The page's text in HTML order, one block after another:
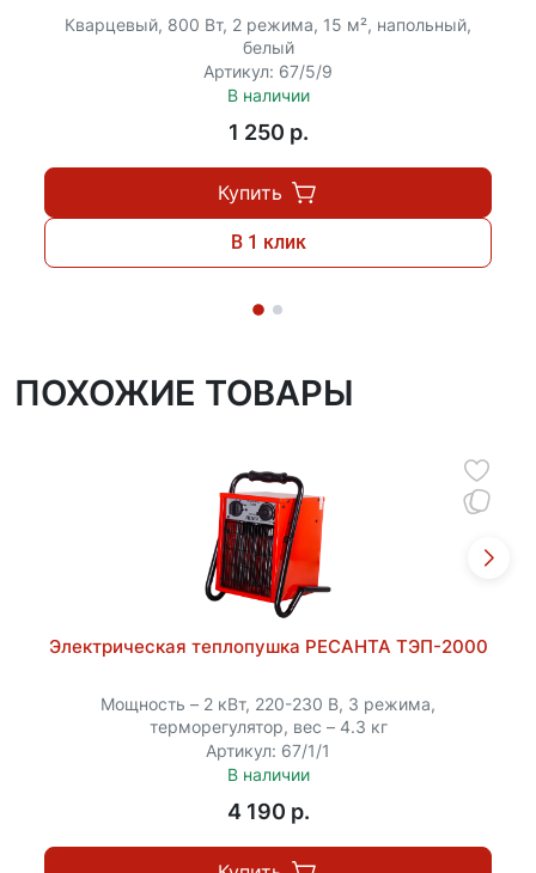
Кварцевый, 800 Вт, 2 режима, 15 м², напольный,
белый
Артикул: 67/5/9
В наличии
1 250 p.
Купить
В 1 клик
ПОХОЖИЕ ТОВАРЫ
Электрическая теплопушка РЕСАНТА ТЭП-2000
Мощность – 2 кВт, 220-230 В, 3 режима,
терморегулятор, вес – 4.3 кг
Артикул: 67/1/1
В наличии
4 190 p.